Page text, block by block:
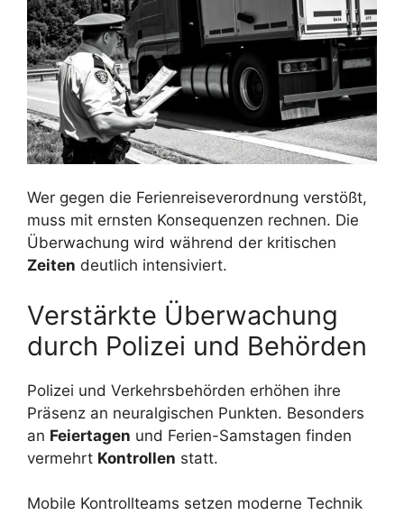
Wer gegen die Ferienreiseverordnung verstößt,
muss mit ernsten Konsequenzen rechnen. Die
Überwachung wird während der kritischen
Zeiten deutlich intensiviert.
Verstärkte Überwachung
durch Polizei und Behörden
Polizei und Verkehrsbehörden erhöhen ihre
Präsenz an neuralgischen Punkten. Besonders
an Feiertagen und Ferien-Samstagen finden
vermehrt Kontrollen statt.
Mobile Kontrollteams setzen moderne Technik